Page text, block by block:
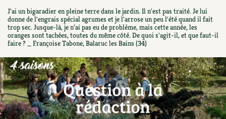
Petit élevage
Aménagement jardin
Biodiversité
Autonomie, bricolage
Les numéros
4 saisons
Hors-séries
Archives
Soutenez Les 4 Saisons
Aromatiques
Florales
Médicinales
Originales
Kits de jardinage
Découvrir le Centre
Visiter en famille, entre amis
Programme 2026 du Centre Terre vivante
Avec les enfants
Venir en groupe
Infos & conseils
Jardin bio
Calendrier des travaux du jardin
Carte climatique
Calendrier lunaire
Parole libre
La tribune
Édito des4 saisons
Manifeste pour la planète
J'ai un bigaradier en pleine terre dans le jardin. Il n'est pas traité. Je lui
donne de l'engrais spécial agrumes et je l'arrose un peu l'été quand il fait
trop sec. Jusque-là, je n’ai pas eu de problème, mais cette année, les
oranges sont tachées, toutes du même côté. De quoi s'agit-il, et que faut-il
faire ? _ Françoise Tabone, Balaruc les Bains (34)
9,90 €